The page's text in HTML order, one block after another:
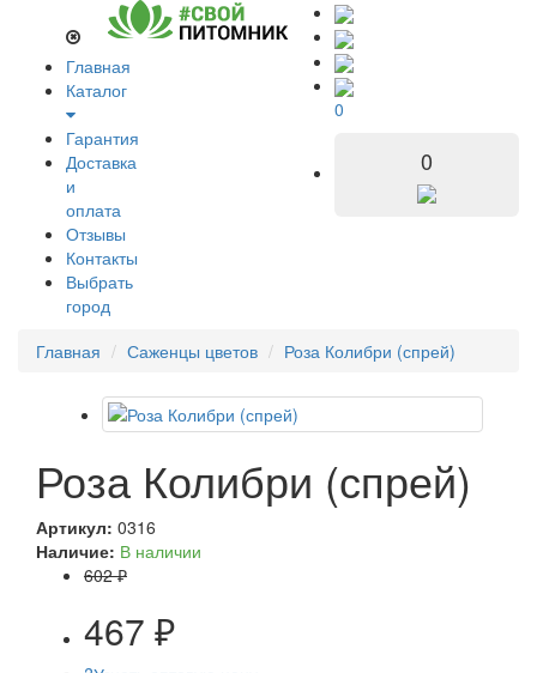
Главная
Каталог
Гарантия
Доставка
и
оплата
Отзывы
Контакты
Выбрать
город
0
0
Главная Саженцы цветов Роза Колибри (спрей)
Роза Колибри (спрей)
Артикул: 0316
Наличие: В наличии
602 ₽
467 ₽